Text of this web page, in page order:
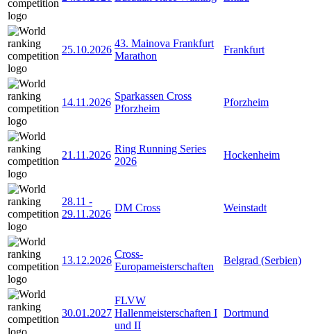
25.10.2026
43. Mainova Frankfurt
Marathon
Frankfurt
14.11.2026
Sparkassen Cross
Pforzheim
Pforzheim
21.11.2026
Ring Running Series
2026
Hockenheim
28.11 -
29.11.2026
DM Cross Weinstadt
13.12.2026
Cross-
Europameisterschaften
Belgrad (Serbien)
30.01.2027
FLVW
Hallenmeisterschaften I
und II
Dortmund